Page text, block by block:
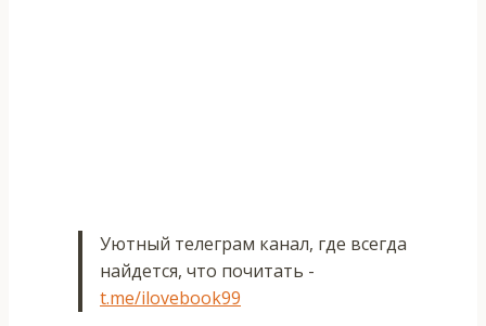
Уютный телеграм канал, где всегда
найдется, что почитать -
t.me/ilovebook99